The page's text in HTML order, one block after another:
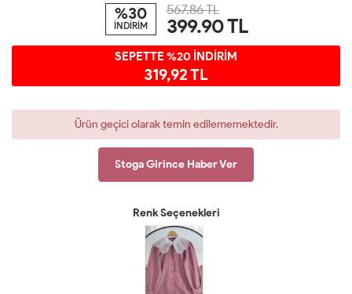
%30
İNDİRİM
567.86 TL
399.90TL
SEPETTE %20 İNDİRİM
319,92 TL
Ürün geçici olarak temin edilememektedir.
Stoga Girince Haber Ver
Renk Seçenekleri